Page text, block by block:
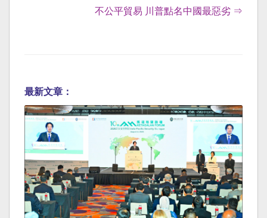
不公平貿易 川普點名中國最惡劣 ⇒
最新文章：